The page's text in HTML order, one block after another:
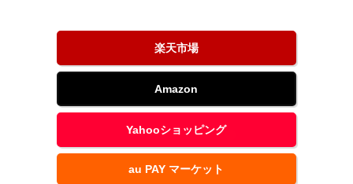
楽天市場
Amazon
Yahooショッピング
au PAY マーケット